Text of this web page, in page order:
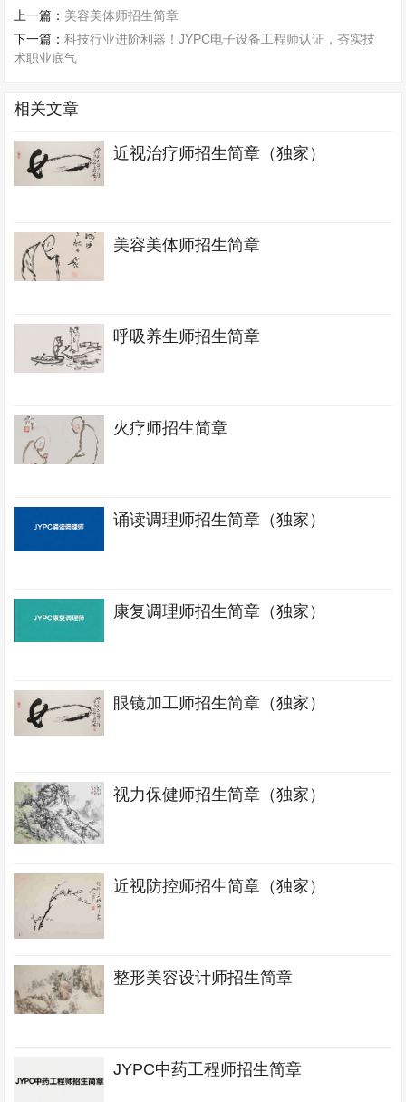
上一篇： 美容美体师招生简章
下一篇：科技行业进阶利器！JYPC电子设备工程师认证，夯实技
术职业底气
相关文章
近视治疗师招生简章（独家）
美容美体师招生简章
呼吸养生师招生简章
火疗师招生简章
诵读调理师招生简章（独家）
康复调理师招生简章（独家）
眼镜加工师招生简章（独家）
视力保健师招生简章（独家）
近视防控师招生简章（独家）
整形美容设计师招生简章
JYPC中药工程师招生简章